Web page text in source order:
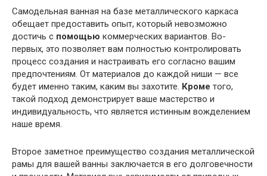
Самодельная ванная на базе металлического каркаса
обещает предоставить опыт, который невозможно
достичь с помощью коммерческих вариантов. Во-
первых, это позволяет вам полностью контролировать
процесс создания и настраивать его согласно вашим
предпочтениям. От материалов до каждой ниши — все
будет именно таким, каким вы захотите. Кроме того,
такой подход демонстрирует ваше мастерство и
индивидуальность, что является истинным вожделением
наше время.
Второе заметное преимущество создания металлической
рамы для вашей ванны заключается в его долговечности